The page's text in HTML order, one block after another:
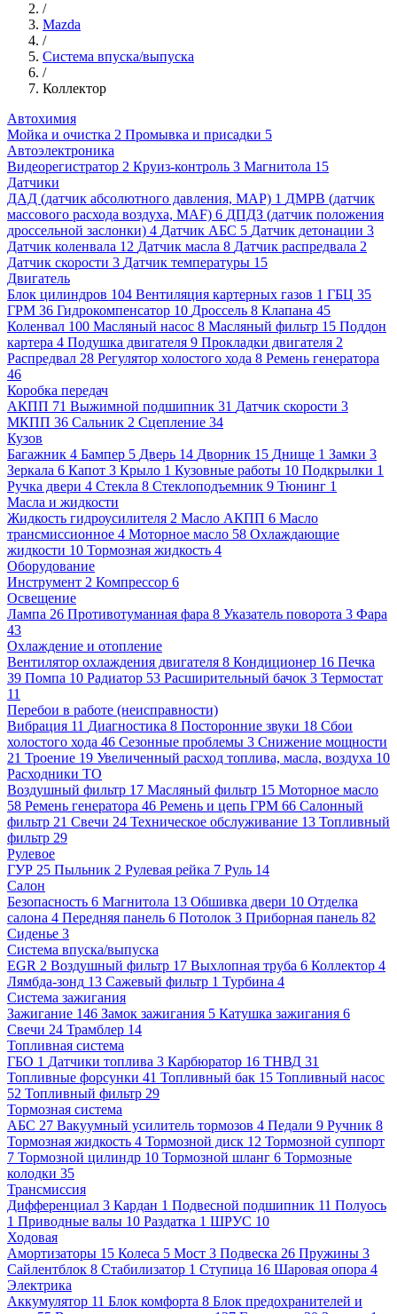
/
Mazda
/
Система впуска/выпуска
/
Коллектор
Автохимия
Мойка и очистка 2 Промывка и присадки 5
Автоэлектроника
Видеорегистратор 2 Круиз-контроль 3 Магнитола 15
Датчики
ДАД (датчик абсолютного давления, MAP) 1 ДМРВ (датчик
массового расхода воздуха, MAF) 6 ДПДЗ (датчик положения
дроссельной заслонки) 4 Датчик АБС 5 Датчик детонации 3
Датчик коленвала 12 Датчик масла 8 Датчик распредвала 2
Датчик скорости 3 Датчик температуры 15
Двигатель
Блок цилиндров 104 Вентиляция картерных газов 1 ГБЦ 35
ГРМ 36 Гидрокомпенсатор 10 Дроссель 8 Клапана 45
Коленвал 100 Масляный насос 8 Масляный фильтр 15 Поддон
картера 4 Подушка двигателя 9 Прокладки двигателя 2
Распредвал 28 Регулятор холостого хода 8 Ремень генератора
46
Коробка передач
АКПП 71 Выжимной подшипник 31 Датчик скорости 3
МКПП 36 Сальник 2 Сцепление 34
Кузов
Багажник 4 Бампер 5 Дверь 14 Дворник 15 Днище 1 Замки 3
Зеркала 6 Капот 3 Крыло 1 Кузовные работы 10 Подкрылки 1
Ручка двери 4 Стекла 8 Стеклоподъемник 9 Тюнинг 1
Масла и жидкости
Жидкость гидроусилителя 2 Масло АКПП 6 Масло
трансмиссионное 4 Моторное масло 58 Охлаждающие
жидкости 10 Тормозная жидкость 4
Оборудование
Инструмент 2 Компрессор 6
Освещение
Лампа 26 Противотуманная фара 8 Указатель поворота 3 Фара
43
Охлаждение и отопление
Вентилятор охлаждения двигателя 8 Кондиционер 16 Печка
39 Помпа 10 Радиатор 53 Расширительный бачок 3 Термостат
11
Перебои в работе (неисправности)
Вибрация 11 Диагностика 8 Посторонние звуки 18 Сбои
холостого хода 46 Сезонные проблемы 3 Снижение мощности
21 Троение 19 Увеличенный расход топлива, масла, воздуха 10
Расходники ТО
Воздушный фильтр 17 Масляный фильтр 15 Моторное масло
58 Ремень генератора 46 Ремень и цепь ГРМ 66 Салонный
фильтр 21 Свечи 24 Техническое обслуживание 13 Топливный
фильтр 29
Рулевое
ГУР 25 Пыльник 2 Рулевая рейка 7 Руль 14
Салон
Безопасность 6 Магнитола 13 Обшивка двери 10 Отделка
салона 4 Передняя панель 6 Потолок 3 Приборная панель 82
Сиденье 3
Система впуска/выпуска
EGR 2 Воздушный фильтр 17 Выхлопная труба 6 Коллектор 4
Лямбда-зонд 13 Сажевый фильтр 1 Турбина 4
Система зажигания
Зажигание 146 Замок зажигания 5 Катушка зажигания 6
Свечи 24 Трамблер 14
Топливная система
ГБО 1 Датчики топлива 3 Карбюратор 16 ТНВД 31
Топливные форсунки 41 Топливный бак 15 Топливный насос
52 Топливный фильтр 29
Тормозная система
АБС 27 Вакуумный усилитель тормозов 4 Педали 9 Ручник 8
Тормозная жидкость 4 Тормозной диск 12 Тормозной суппорт
7 Тормозной цилиндр 10 Тормозной шланг 6 Тормозные
колодки 35
Трансмиссия
Дифференциал 3 Кардан 1 Подвесной подшипник 11 Полуось
1 Приводные валы 10 Раздатка 1 ШРУС 10
Ходовая
Амортизаторы 15 Колеса 5 Мост 3 Подвеска 26 Пружины 3
Сайлентблок 8 Стабилизатор 1 Ступица 16 Шаровая опора 4
Электрика
Аккумулятор 11 Блок комфорта 8 Блок предохранителей и